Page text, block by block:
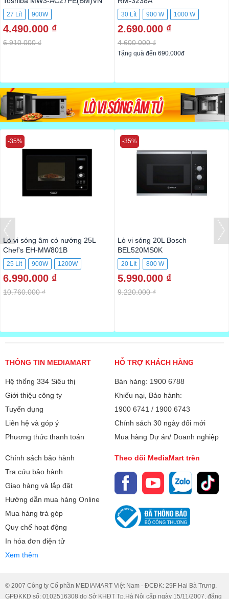
27 Lít 900W
4.490.000 ₫
6.910.000 ₫
30 Lít 900 W 1000 W
2.690.000 ₫
4.600.000 ₫
Tặng quà đến 690.000đ
Lò vi sóng âm có nướng 25L
Chef's EH-MW801B
25 Lít 900W 1200W
6.990.000 ₫
10.760.000 ₫
-35%
Lò vi sóng 20L Bosch
BEL520MS0K
20 Lít 800 W
5.990.000 ₫
9.220.000 ₫
-35%
THÔNG TIN MEDIAMART
Hệ thống 334 Siêu thị
Giới thiệu công ty
Tuyển dụng
Liên hệ và góp ý
Phương thức thanh toán
HỖ TRỢ KHÁCH HÀNG
Bán hàng: 1900 6788
Khiếu nại, Bảo hành:
1900 6741 / 1900 6743
Chính sách 30 ngày đổi mới
Mua hàng Dự án/ Doanh nghiệp
Chính sách bảo hành
Tra cứu bảo hành
Giao hàng và lắp đặt
Hướng dẫn mua hàng Online
Mua hàng trả góp
Quy chế hoạt động
In hóa đơn điện tử
Xem thêm
Theo dõi MediaMart trên
© 2007 Công ty Cổ phần MEDIAMART Việt Nam - ĐCĐK: 29F Hai Bà Trưng.
GPĐKKD số: 0102516308 do Sở KHĐT Tp.Hà Nội cấp ngày 15/11/2007, đăng